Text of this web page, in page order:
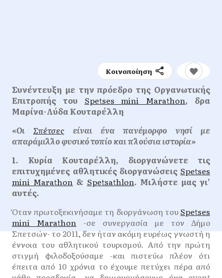
Κοινοποίηση
Συνέντευξη με την πρόεδρο της Οργανωτικής
Επιτροπής του Spetses mini Marathon, δρα
Μαρίνα-Λύδα Κουταρέλλη
«Οι Σπέτσες είναι ένα πανέμορφο νησί με
απαράμιλλο φυσικό τοπίο και πλούσια ιστορία»
1. Κυρία Κουταρέλλη, διοργανώνετε τις
επιτυχημένες αθλητικές διοργανώσεις Spetses
mini Marathon & Spetsathlon. Μιλήστε μας γι’
αυτές.
Όταν πρωτοξεκινήσαμε τη διοργάνωση τουSpetses
mini Marathon -σε συνεργασία με τον Δήμο
Σπετσών- το 2011, δεν ήταν ακόμη ευρέως γνωστή η
έννοια του αθλητικού τουρισμού. Από την πρώτη
στιγμή φιλοδοξούσαμε -και πιστεύω πλέον ότι
έπειτα από 10 χρόνια το έχουμε πετύχει πέρα από